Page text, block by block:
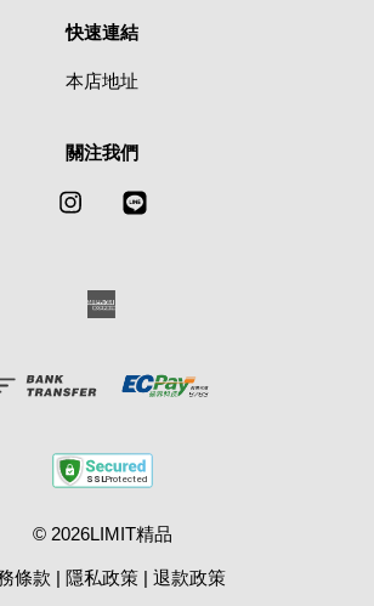
快速連結
本店地址
關注我們
Instagram
© 2026LIMIT精品
條款 | 隱私政策 | 退款政策